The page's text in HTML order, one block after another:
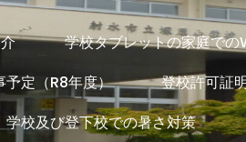
学校タブレットの家庭で
予定（R8年度） 登校許可証
学校及び登下校での暑さ対策